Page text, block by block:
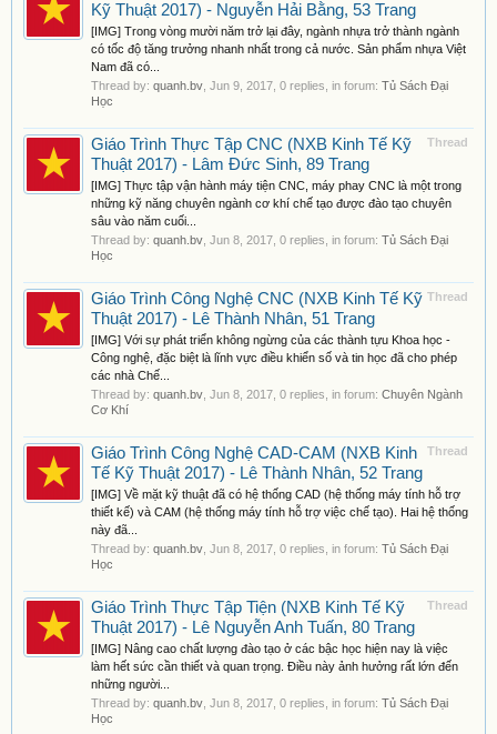
Kỹ Thuật 2017) - Nguyễn Hải Bằng, 53 Trang
[IMG] Trong vòng mười năm trở lại đây, ngành nhựa trở thành ngành
có tốc độ tăng trưởng nhanh nhất trong cả nước. Sản phẩm nhựa Việt
Nam đã có...
Thread by: quanh.bv Jun 9, 2017 , 0 replies, in forum: Tủ Sách Đại
Học
Thread
Giáo Trình Thực Tập CNC (NXB Kinh Tế Kỹ
Thuật 2017) - Lâm Đức Sinh, 89 Trang
[IMG] Thực tập vận hành máy tiện CNC, máy phay CNC là một trong
những kỹ năng chuyên ngành cơ khí chế tạo được đào tạo chuyên
sâu vào năm cuối...
Thread by: quanh.bv Jun 8, 2017 , 0 replies, in forum: Tủ Sách Đại
Học
Thread
Giáo Trình Công Nghệ CNC (NXB Kinh Tế Kỹ
Thuật 2017) - Lê Thành Nhân, 51 Trang
[IMG] Với sự phát triển không ngừng của các thành tựu Khoa học -
Công nghệ, đặc biệt là lĩnh vực điều khiển số và tin học đã cho phép
các nhà Chế...
Thread by: quanh.bv Jun 8, 2017 , 0 replies, in forum: Chuyên Ngành
Cơ Khí
Thread
Giáo Trình Công Nghệ CAD-CAM (NXB Kinh
Tế Kỹ Thuật 2017) - Lê Thành Nhân, 52 Trang
[IMG] Về mặt kỹ thuật đã có hệ thống CAD (hệ thống máy tính hỗ trợ
thiết kế) và CAM (hệ thống máy tính hỗ trợ việc chế tạo). Hai hệ thống
này đã...
Thread by: quanh.bv Jun 8, 2017 , 0 replies, in forum: Tủ Sách Đại
Học
Thread
Giáo Trình Thực Tập Tiện (NXB Kinh Tế Kỹ
Thuật 2017) - Lê Nguyễn Anh Tuấn, 80 Trang
[IMG] Nâng cao chất lượng đào tạo ở các bậc học hiện nay là việc
làm hết sức cần thiết và quan trọng. Điều này ảnh hưởng rất lớn đến
những người...
Thread by: quanh.bv Jun 8, 2017 , 0 replies, in forum: Tủ Sách Đại
Học